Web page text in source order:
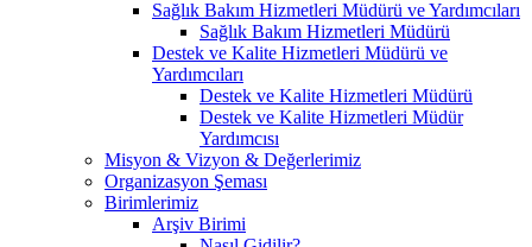
Sağlık Bakım Hizmetleri Müdürü ve Yardımcıları
Sağlık Bakım Hizmetleri Müdürü
Destek ve Kalite Hizmetleri Müdürü ve
Yardımcıları
Destek ve Kalite Hizmetleri Müdürü
Destek ve Kalite Hizmetleri Müdür
Yardımcısı
Misyon & Vizyon & Değerlerimiz
Organizasyon Şeması
Birimlerimiz
Arşiv Birimi